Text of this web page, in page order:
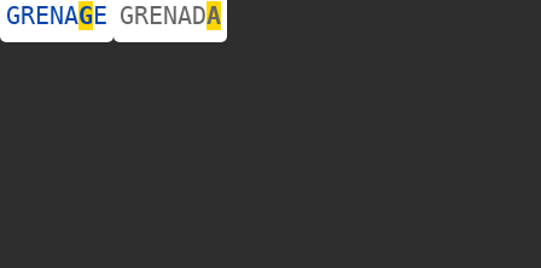
GRENAGE GRENADA